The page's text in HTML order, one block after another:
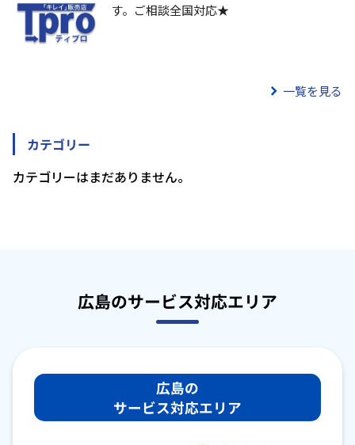
す。ご相談全国対応★
一覧を見る
カテゴリー
カテゴリーはまだありません。
広島のサービス対応エリア
広島の
サービス対応エリア